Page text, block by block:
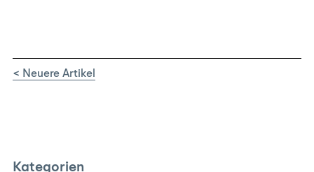
< Neuere Artikel
Kategorien